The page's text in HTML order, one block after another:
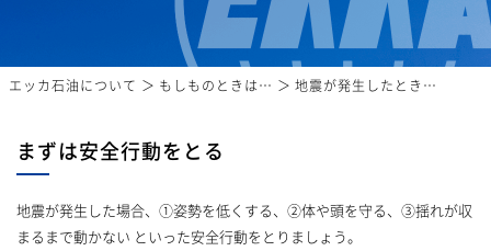
エッカ石油について もしものときは… 地震が発生したとき…
まずは安全行動をとる
地震が発生した場合、①姿勢を低くする、②体や頭を守る、③揺れが収
まるまで動かない といった安全行動をとりましょう。